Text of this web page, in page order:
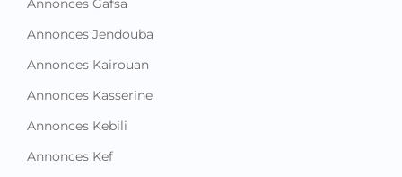
Annonces Gafsa
Annonces Jendouba
Annonces Kairouan
Annonces Kasserine
Annonces Kebili
Annonces Kef